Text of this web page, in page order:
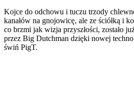
Kojce do odchowu i tuczu trzody
kanałów na gnojowicę, ale ze ściółką i
co brzmi jak wizja przyszłości, zostało
przez Big Dutchman dzięki nowej
świń PigT.